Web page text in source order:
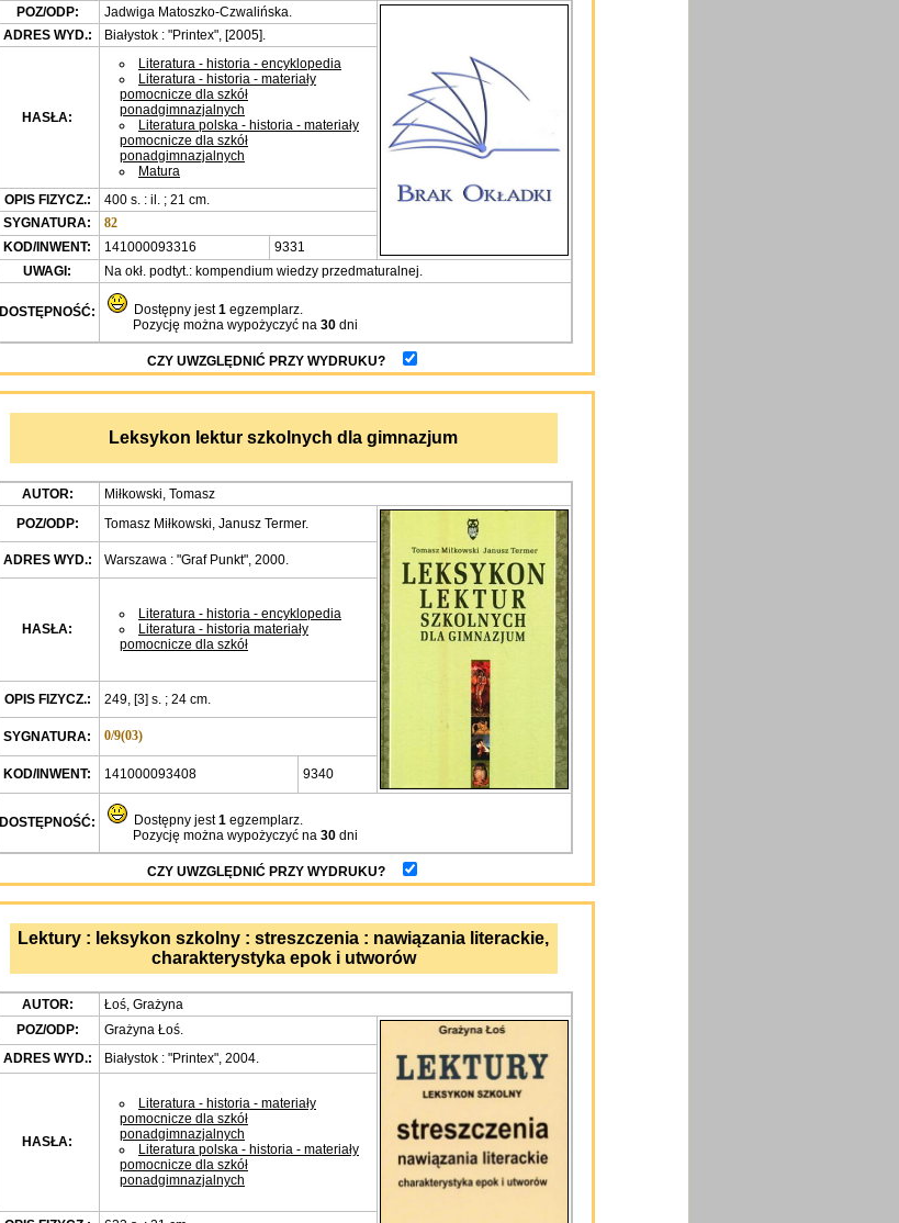
POZ/ODP:
Jadwiga Matoszko-Czwalińska.
ADRES WYD.:
Białystok : "Printex", [2005].
HASŁA:
Literatura - historia - encyklopedia
Literatura - historia - materiały
pomocnicze dla szkół
ponadgimnazjalnych
Literatura polska - historia - materiały
pomocnicze dla szkół
ponadgimnazjalnych
Matura
OPIS FIZYCZ.:
400 s. : il. ; 21 cm.
SYGNATURA:
82
KOD/INWENT:
141000093316
9331
UWAGI:
Na okł. podtyt.: kompendium wiedzy przedmaturalnej.
DOSTĘPNOŚĆ: Dostępny jest1 egzemplarz.
Pozycję można wypożyczyć na 30 dni
CZY UWZGLĘDNIĆ PRZY WYDRUKU?
Leksykon lektur szkolnych dla gimnazjum
AUTOR:
Miłkowski, Tomasz
POZ/ODP:
Tomasz Miłkowski, Janusz Termer.
ADRES WYD.: Warszawa : "Graf Punkt", 2000.
HASŁA:
Literatura - historia - encyklopedia
Literatura - historia materiały
pomocnicze dla szkół
OPIS FIZYCZ.: 249, [3] s. ; 24 cm.
SYGNATURA: 0/9(03)
KOD/INWENT: 141000093408 9340
DOSTĘPNOŚĆ: Dostępny jest1 egzemplarz.
Pozycję można wypożyczyć na 30 dni
CZY UWZGLĘDNIĆ PRZY WYDRUKU?
Lektury : leksykon szkolny : streszczenia : nawiązania literackie,
charakterystyka epok i utworów
AUTOR:
Łoś, Grażyna
POZ/ODP:
Grażyna Łoś.
ADRES WYD.:
Białystok : "Printex", 2004.
HASŁA:
Literatura - historia - materiały
pomocnicze dla szkół
ponadgimnazjalnych
Literatura polska - historia - materiały
pomocnicze dla szkół
ponadgimnazjalnych